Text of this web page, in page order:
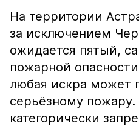
На территории
за исключением
ожидается пятый,
пожарной
любая искра может
серьёзному
категорически